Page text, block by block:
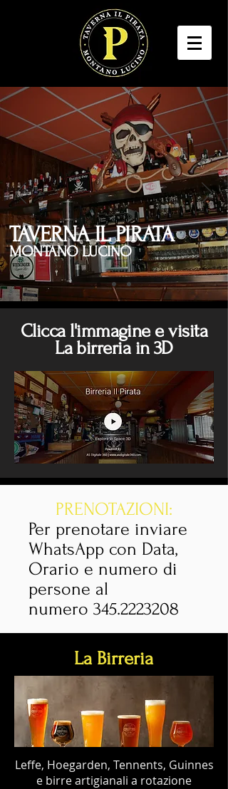
TAVERNA IL PIRATA
MONTANO LUCINO
Clicca l'immagine e visita
La birreria in 3D
PRENOTAZIONI:
Per prenotare inviare
WhatsApp con Data,
Orario e numero di
persone al
numero 345.2223208
La Birreria
Leffe, Hoegarden, Tennents, Guinnes
e birre artigianali a rotazione